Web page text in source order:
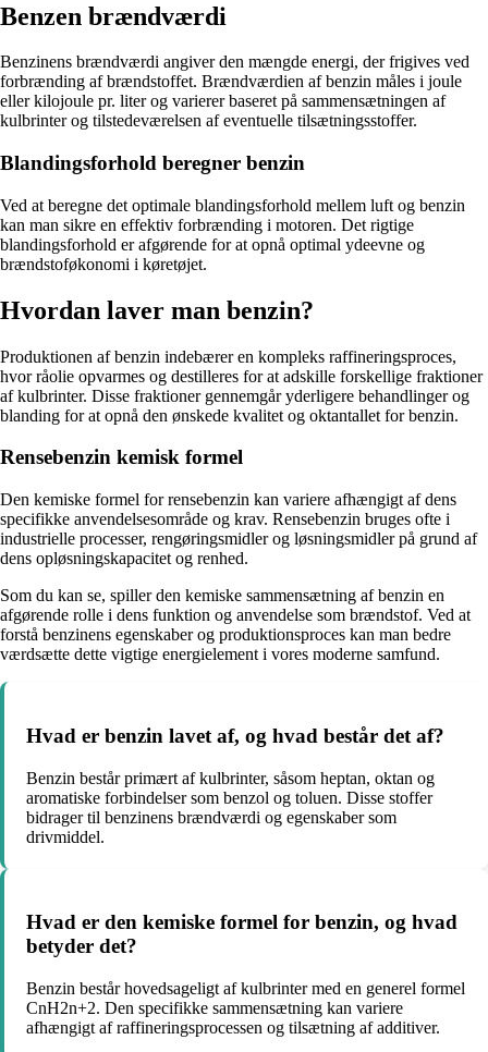
Benzen brændværdi
Benzinens brændværdi angiver den mængde energi, der frigives ved
forbrænding af brændstoffet. Brændværdien af benzin måles i joule
eller kilojoule pr. liter og varierer baseret på sammensætningen af
kulbrinter og tilstedeværelsen af eventuelle tilsætningsstoffer.
Blandingsforhold beregner benzin
Ved at beregne det optimale blandingsforhold mellem luft og benzin
kan man sikre en effektiv forbrænding i motoren. Det rigtige
blandingsforhold er afgørende for at opnå optimal ydeevne og
brændstoføkonomi i køretøjet.
Hvordan laver man benzin?
Produktionen af benzin indebærer en kompleks raffineringsproces,
hvor råolie opvarmes og destilleres for at adskille forskellige fraktioner
af kulbrinter. Disse fraktioner gennemgår yderligere behandlinger og
blanding for at opnå den ønskede kvalitet og oktantallet for benzin.
Rensebenzin kemisk formel
Den kemiske formel for rensebenzin kan variere afhængigt af dens
specifikke anvendelsesområde og krav. Rensebenzin bruges ofte i
industrielle processer, rengøringsmidler og løsningsmidler på grund af
dens opløsningskapacitet og renhed.
Som du kan se, spiller den kemiske sammensætning af benzin en
afgørende rolle i dens funktion og anvendelse som brændstof. Ved at
forstå benzinens egenskaber og produktionsproces kan man bedre
værdsætte dette vigtige energielement i vores moderne samfund.
Hvad er benzin lavet af, og hvad består det af?
Benzin består primært af kulbrinter, såsom heptan, oktan og
aromatiske forbindelser som benzol og toluen. Disse stoffer
bidrager til benzinens brændværdi og egenskaber som
drivmiddel.
Hvad er den kemiske formel for benzin, og hvad
betyder det?
Benzin består hovedsageligt af kulbrinter med en generel formel
CnH2n+2. Den specifikke sammensætning kan variere
afhængigt af raffineringsprocessen og tilsætning af additiver.